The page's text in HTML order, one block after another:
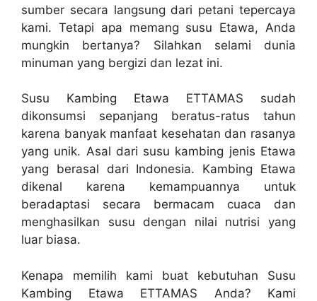
sumber secara langsung dari petani tepercaya
kami. Tetapi apa memang susu Etawa, Anda
mungkin bertanya? Silahkan selami dunia
minuman yang bergizi dan lezat ini.
Susu Kambing Etawa ETTAMAS sudah
dikonsumsi sepanjang beratus-ratus tahun
karena banyak manfaat kesehatan dan rasanya
yang unik. Asal dari susu kambing jenis Etawa
yang berasal dari Indonesia. Kambing Etawa
dikenal karena kemampuannya untuk
beradaptasi secara bermacam cuaca dan
menghasilkan susu dengan nilai nutrisi yang
luar biasa.
Kenapa memilih kami buat kebutuhan Susu
Kambing Etawa ETTAMAS Anda? Kami